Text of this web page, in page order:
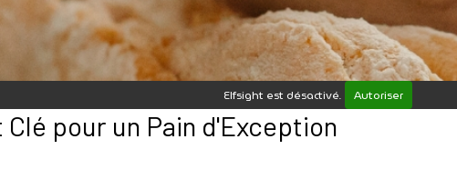
Elfsight est désactivé. Autoriser
pour un Pain d'Exception